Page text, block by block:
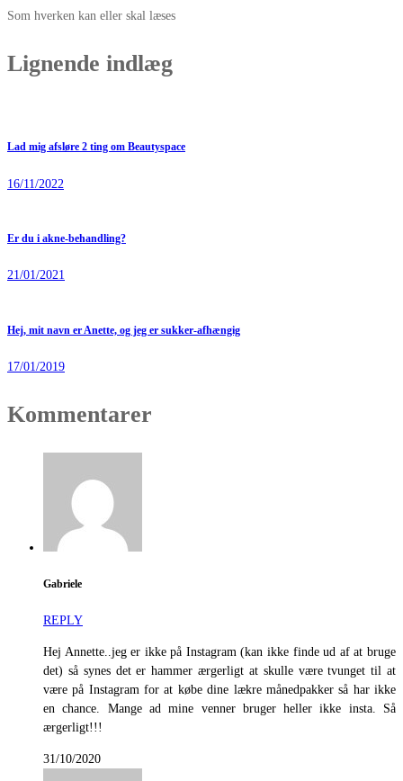
Som hverken kan eller skal læses
Lignende indlæg
Lad mig afsløre 2 ting om Beautyspace
16/11/2022
Er du i akne-behandling?
21/01/2021
Hej, mit navn er Anette, og jeg er sukker-afhængig
17/01/2019
Kommentarer
Gabriele
REPLY
Hej Annette..jeg er ikke på Instagram (kan ikke finde ud af at bruge
det) så synes det er hammer ærgerligt at skulle være tvunget til at
være på Instagram for at købe dine lækre månedpakker så har ikke
en chance. Mange ad mine venner bruger heller ikke insta. Så
ærgerligt!!!
31/10/2020